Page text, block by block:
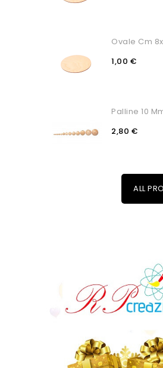
Ovale Cm
1,00 €
Palline 10
2,80 €
ALL